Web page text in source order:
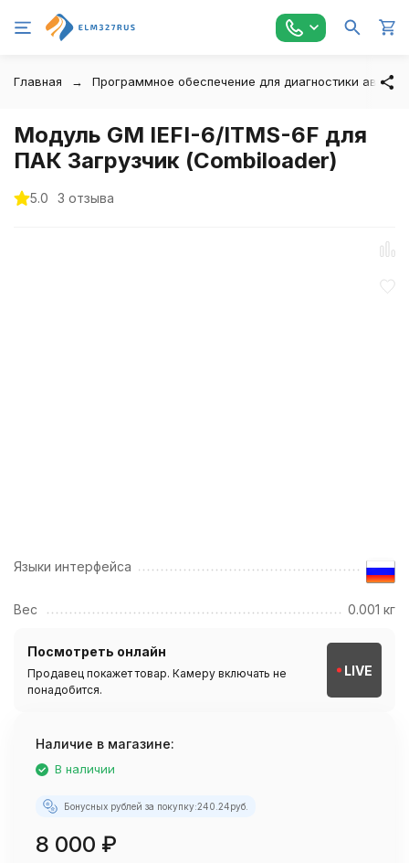
Главная Программное обеспечение для диагностики
Модуль GM IEFI-6/ITMS-6F для
ПАК Загрузчик (Combiloader)
5.0 3 отзыва
Языки интерфейса
Вес 0.001 кг
Посмотреть онлайн
Продавец покажет товар. Камеру включать не
понадобится.
LIVE
Наличие в магазине:
В наличии
Бонусных рублей за покупку:240.24руб.
8 000 ₽